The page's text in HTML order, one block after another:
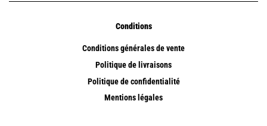
Conditions
Conditions générales de vente
Politique de livraisons
Politique de confidentialité
Mentions légales